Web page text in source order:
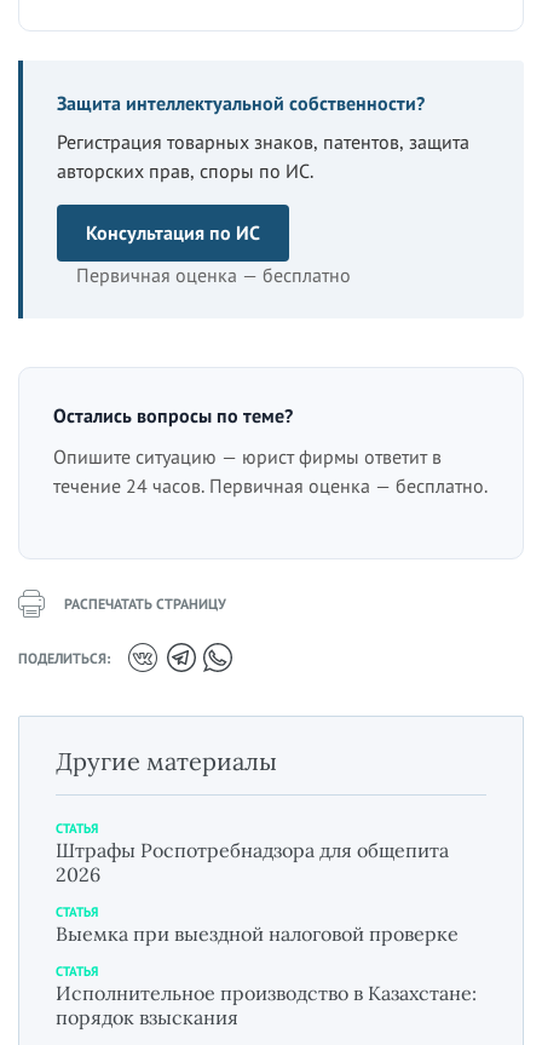
Защита интеллектуальной собственности?
Регистрация товарных знаков, патентов, защита
авторских прав, споры по ИС.
Консультация по ИС
Первичная оценка — бесплатно
Остались вопросы по теме?
Опишите ситуацию — юрист фирмы ответит в
течение 24 часов. Первичная оценка — бесплатно.
РАСПЕЧАТАТЬ СТРАНИЦУ
ПОДЕЛИТЬСЯ:
Другие материалы
СТАТЬЯ
Штрафы Роспотребнадзора для общепита
2026
СТАТЬЯ
Выемка при выездной налоговой проверке
СТАТЬЯ
Исполнительное производство в Казахстане:
порядок взыскания